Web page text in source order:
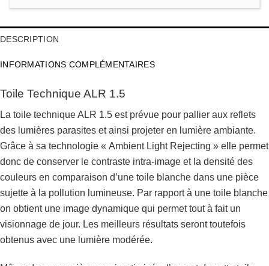
DESCRIPTION
INFORMATIONS COMPLÉMENTAIRES
Toile Technique ALR 1.5
La toile technique ALR 1.5 est prévue pour pallier aux reflets
des lumières parasites et ainsi projeter en lumière ambiante.
Grâce à sa technologie « Ambient Light Rejecting » elle permet
donc de conserver le contraste intra-image et la densité des
couleurs en comparaison d’une toile blanche dans une pièce
sujette à la pollution lumineuse. Par rapport à une toile blanche
on obtient une image dynamique qui permet tout à fait un
visionnage de jour. Les meilleurs résultats seront toutefois
obtenus avec une lumière modérée.